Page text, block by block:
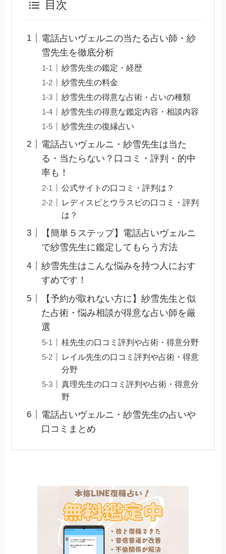
目次
電話占いヴェルニの当たる占い師・紗
雪先生を徹底分析
紗雪先生の鑑定・経歴
紗雪先生の料金
紗雪先生の得意な占術・占いの種類
紗雪先生の得意な鑑定内容・相談内容
紗雪先生の復縁占い
電話占いヴェルニ・紗雪先生は当た
る・当たらない？口コミ・評判・的中
率も！
公式サイトの口コミ・評判は？
レディスピとウラスピの口コミ・評判
は？
【簡単５ステップ】電話占いヴェルニ
で紗雪先生に鑑定してもらう方法
紗雪先生はこんな悩みを持つ人におす
すめです！
【予約が取れない方に】紗雪先生と似
た占術・悩み相談が得意な占い師を厳
選
桂先生の口コミ評判や占術・得意分野
レイル先生の口コミ評判や占術・得意
分野
真理先生の口コミ評判や占術・得意分
野
電話占いヴェルニ・紗雪先生の占いや
口コミまとめ